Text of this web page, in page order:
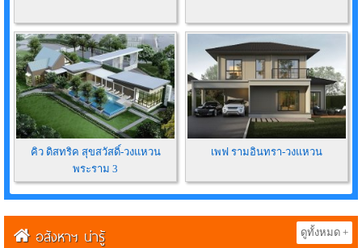
คิว ดิสทริค สุขสวัสดิ์-วงแหวน
พระราม 3
เพฟ รามอินทรา-วงแหวน
อสังหาฯ น่ารู้ ดูทั้งหมด +